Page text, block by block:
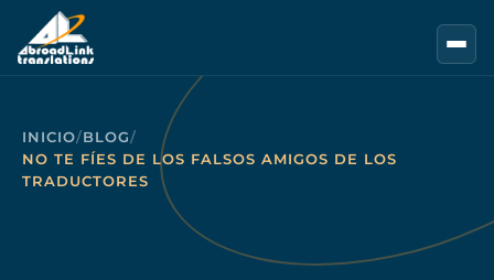
Saltar al contenido principal
INICIO/BLOG/
NO TE FÍES DE LOS FALSOS AMIGOS DE LOS
TRADUCTORES